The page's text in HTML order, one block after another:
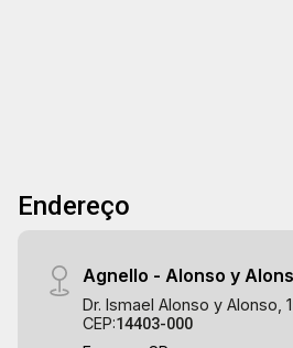
Endereço
Agnello - Alonso y
Dr. Ismael Alonso y Alonso,
CEP:14403-000